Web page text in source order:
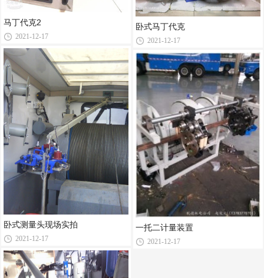
马丁代克2
2021-12-17
卧式测量头现场实拍
2021-12-17
卧式马丁代克
2021-12-17
一托二计量装置
2021-12-17